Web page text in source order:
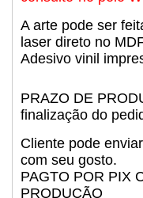
A arte pode ser
laser direto no
Adesivo vinil
PRAZO DE
finalização do
Cliente pode
com seu gosto.
PAGTO POR PIX
PRODUÇÃO